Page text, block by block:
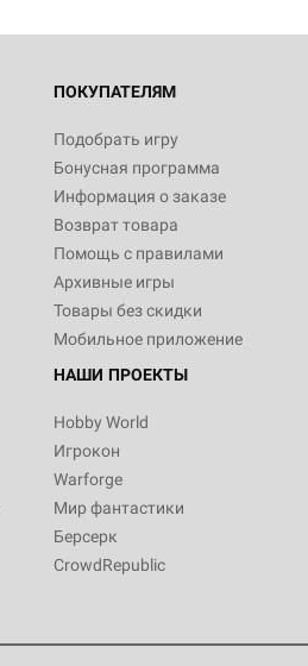
ПОКУПАТЕЛЯМ
Подобрать игру
Бонусная программа
Информация о заказе
Возврат товара
Помощь с правилами
Архивные игры
Товары без скидки
Мобильное приложение
НАШИ ПРОЕКТЫ
Hobby World
Игрокон
Warforge
Мир фантастики
Берсерк
CrowdRepublic